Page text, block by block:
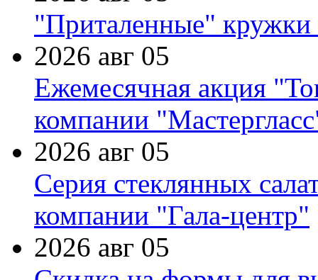
"Приталенные" кружки
2026 авг 05
Ежемесячная акция
компании
2026 авг 05
Серия стеклянных
компании "Гала-центр"
2026 авг 05